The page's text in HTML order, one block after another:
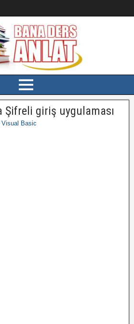
giriş uygulaması
Visual Basic